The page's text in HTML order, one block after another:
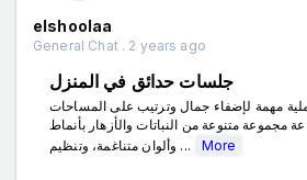
elshoolaa
General Chat . 2 years ago
جلسات حدائق في المنزل
مهمة لإضفاء جمال وترتيب على المساحات
مجموعة متنوعة من النباتات والأزهار بأنماط
وألوان متناغمة، وتنظيم ...
More